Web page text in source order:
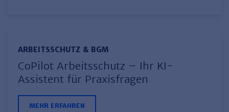
ARBEITSSCHUTZ & BGM
CoPilot Arbeitsschutz – Ihr KI-
Assistent für Praxisfragen
MEHR ERFAHREN